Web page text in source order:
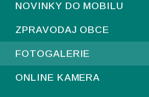
NOVINKY DO MOBILU
ZPRAVODAJ OBCE
FOTOGALERIE
ONLINE KAMERA